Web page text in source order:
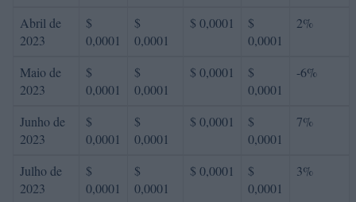
Abril de
2023
$
0,0001
$
0,0001
$ 0,0001
$
0,0001
2%
Maio de
2023
$
0,0001
$
0,0001
$ 0,0001
$
0,0001
-6%
Junho de
2023
$
0,0001
$
0,0001
$ 0,0001
$
0,0001
7%
Julho de
2023
$
0,0001
$
0,0001
$ 0,0001
$
0,0001
3%